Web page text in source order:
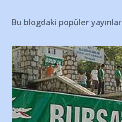
Bu blogdaki popüler yayınlar